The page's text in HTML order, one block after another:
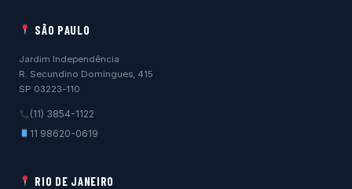
SÃO PAULO
Jardim Independência
R. Secundino Domingues, 415
SP 03223-110
(11) 3854-1122
11 98620-0619
RIO DE JANEIRO